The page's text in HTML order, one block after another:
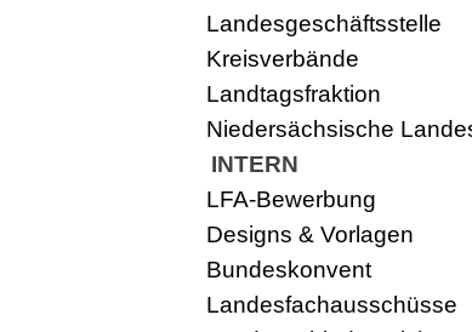
Landesgeschäftsstelle
Kreisverbände
Landtagsfraktion
Niedersächsische
INTERN
LFA-Bewerbung
Designs & Vorlagen
Bundeskonvent
Landesfachausschüsse